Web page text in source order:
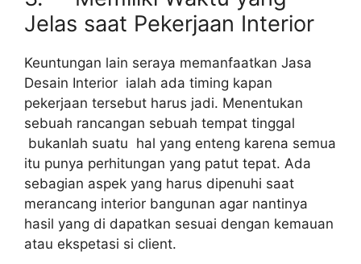
Jelas saat Pekerjaan Interior
Keuntungan lain seraya memanfaatkan Jasa
Desain Interior ialah ada timing kapan
pekerjaan tersebut harus jadi. Menentukan
sebuah rancangan sebuah tempat tinggal
bukanlah suatu hal yang enteng karena semua
itu punya perhitungan yang patut tepat. Ada
sebagian aspek yang harus dipenuhi saat
merancang interior bangunan agar nantinya
hasil yang di dapatkan sesuai dengan kemauan
atau ekspetasi si client.